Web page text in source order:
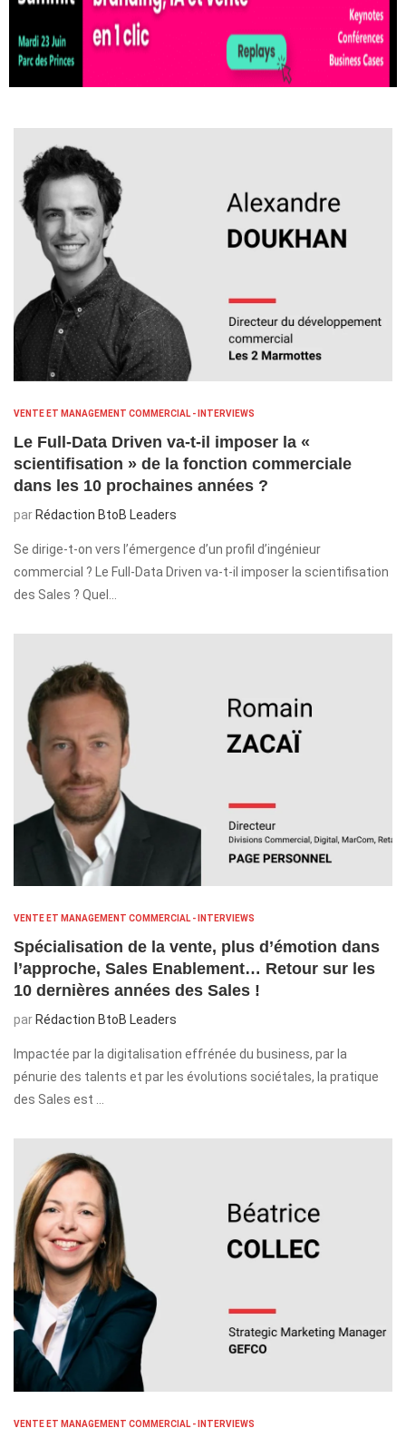
VENTE ET MANAGEMENT COMMERCIAL - INTERVIEWS
Le Full-Data Driven va-t-il imposer la «
scientifisation » de la fonction commerciale
dans les 10 prochaines années ?
parRédaction BtoB Leaders
Se dirige-t-on vers l’émergence d’un profil d’ingénieur
commercial ? Le Full-Data Driven va-t-il imposer la scientifisation
des Sales ? Quel…
VENTE ET MANAGEMENT COMMERCIAL - INTERVIEWS
Spécialisation de la vente, plus d’émotion dans
l’approche, Sales Enablement… Retour sur les
10 dernières années des Sales !
par Rédaction BtoB Leaders
Impactée par la digitalisation effrénée du business, par la
pénurie des talents et par les évolutions sociétales, la pratique
des Sales est …
VENTE ET MANAGEMENT COMMERCIAL - INTERVIEWS